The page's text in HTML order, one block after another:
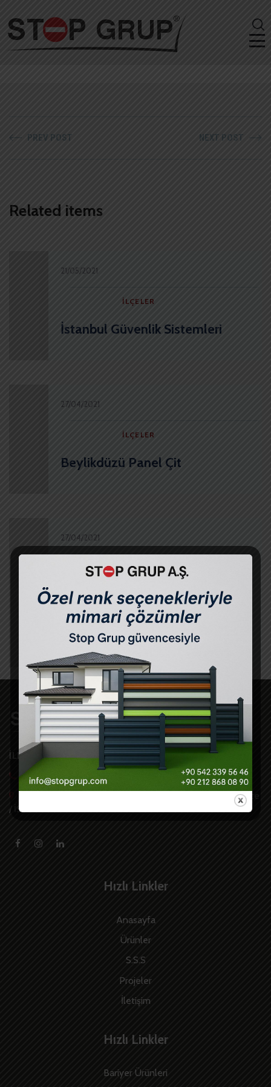
PREV POST NEXT POST
Related items
21/05/2021
İLÇELER
İstanbul Güvenlik Sistemleri
27/04/2021
İLÇELER
Beylikdüzü Panel Çit
27/04/2021
İLÇELER
Büyükçekmece Panel Çit
Büyükçekmece Panel Çit Nedir ?
Büyükçekmece Panel Çit dekoratif özelliği
dışında çevre güv
İLETİŞİM
Bizi Arayın +90 212 868 08 90 pbx
Güzelce Mah. İskenderun Cad. No:6 E-5 Üzeri Büyükçekmece
/ İSTANBUL -TR
Hızlı Linkler
Anasayfa
Ürünler
S.S.S
Projeler
İletişim
Hızlı Linkler
Bariyer Ürünleri